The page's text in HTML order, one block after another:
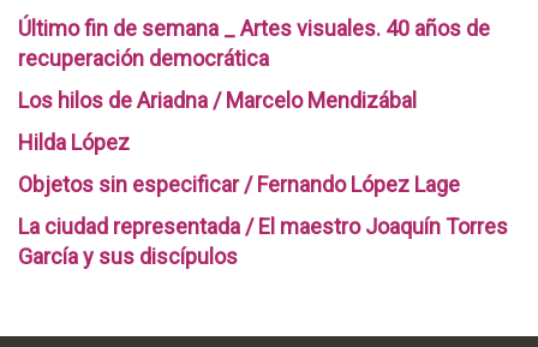
Último fin de semana _ Artes visuales. 40 años de
recuperación democrática
Los hilos de Ariadna / Marcelo Mendizábal
Hilda López
Objetos sin especificar / Fernando López Lage
La ciudad representada / El maestro Joaquín Torres
García y sus discípulos